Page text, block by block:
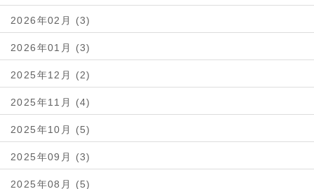
2026年02月 (3)
2026年01月 (3)
2025年12月 (2)
2025年11月 (4)
2025年10月 (5)
2025年09月 (3)
2025年08月 (5)